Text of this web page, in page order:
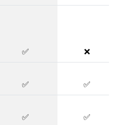
✅ ❌
✅ ✅
✅ ✅